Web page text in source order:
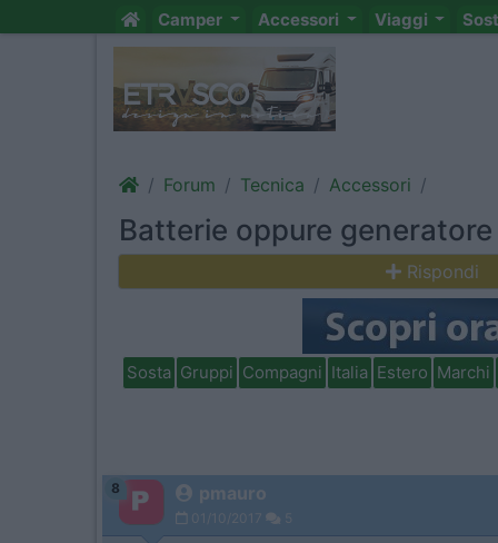
Camper Accessori Viaggi
Forum Tecnica Accessori
Batterie oppure generatore
Rispondi
Sosta Gruppi Compagni Italia Estero Marchi
8 pmauro
01/10/2017 5